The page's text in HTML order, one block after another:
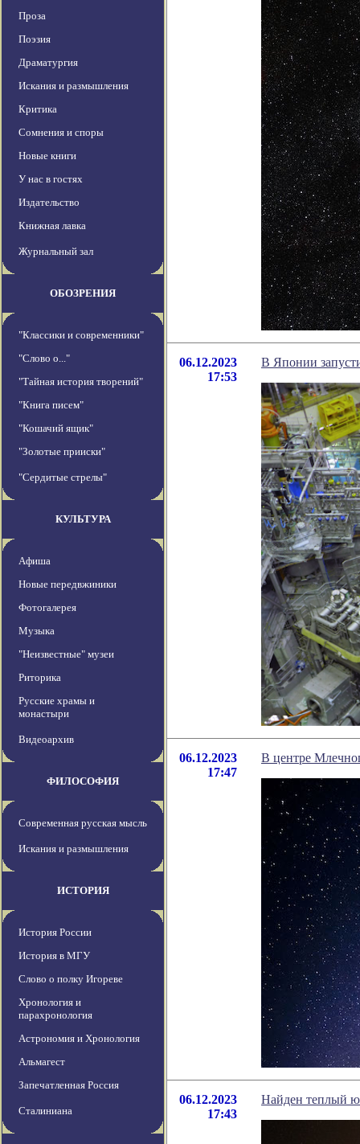
Проза
Поэзия
Драматургия
Искания и размышления
Критика
Сомнения и споры
Новые книги
У нас в гостях
Издательство
Книжная лавка
Журнальный зал
ОБОЗРЕНИЯ
"Классики и современники"
"Слово о..."
"Тайная история творений"
"Книга писем"
"Кошачий ящик"
"Золотые прииски"
"Сердитые стрелы"
КУЛЬТУРА
Афиша
Новые передвжиники
Фотогалерея
Музыка
"Неизвестные" музеи
Риторика
Русские храмы и
монастыри
Видеоархив
ФИЛОСОФИЯ
Современная русская мысль
Искания и размышления
ИСТОРИЯ
История России
История в МГУ
Слово о полку Игореве
Хронология и
парахронология
Астрономия и Хронология
Альмагест
Запечатленная Россия
Сталиниана
06.12.2023
17:53
В Японии
06.12.2023
17:47
В центре
06.12.2023
17:43
Найден теплый